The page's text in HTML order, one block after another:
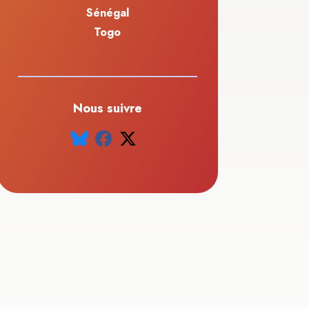
Sénégal
Togo
Nous suivre